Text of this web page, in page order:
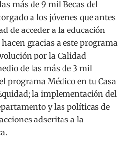
más de 9 mil Becas del
a los jóvenes que antes
de acceder a la educación
gracias a este programa
por la Calidad
de las más de 3 mil
programa Médico en tu Casa
la implementación del
y las políticas de
adscritas a la